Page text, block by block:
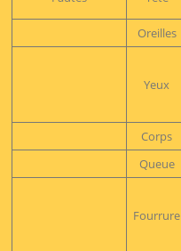
Oreilles
Yeux
Corps
Queue
Fourrure